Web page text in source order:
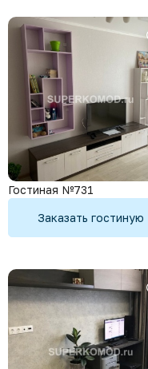
Гостиная №731
Заказать гостиную